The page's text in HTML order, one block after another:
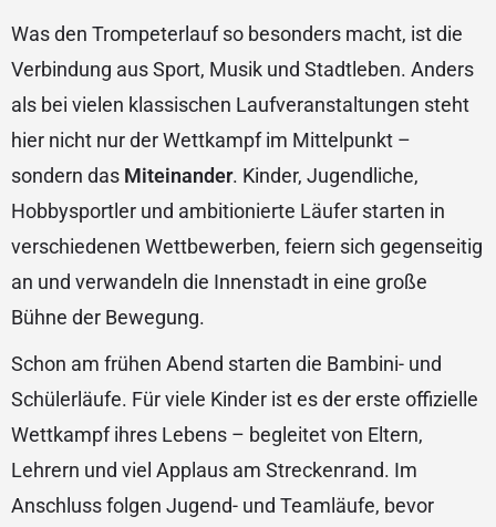
Was den Trompeterlauf so besonders macht, ist die
Verbindung aus Sport, Musik und Stadtleben. Anders
als bei vielen klassischen Laufveranstaltungen steht
hier nicht nur der Wettkampf im Mittelpunkt –
sondern das Miteinander. Kinder, Jugendliche,
Hobbysportler und ambitionierte Läufer starten in
verschiedenen Wettbewerben, feiern sich gegenseitig
an und verwandeln die Innenstadt in eine große
Bühne der Bewegung.
Schon am frühen Abend starten die Bambini- und
Schülerläufe. Für viele Kinder ist es der erste offizielle
Wettkampf ihres Lebens – begleitet von Eltern,
Lehrern und viel Applaus am Streckenrand. Im
Anschluss folgen Jugend- und Teamläufe, bevor